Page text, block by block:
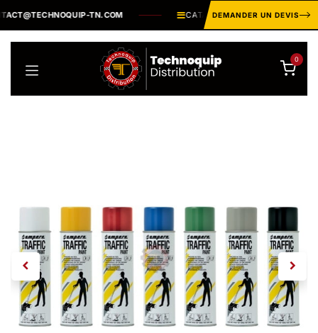
TN.COM CATALOGUE INDUSTRIEL ·
DEMANDER UN DEVIS
0